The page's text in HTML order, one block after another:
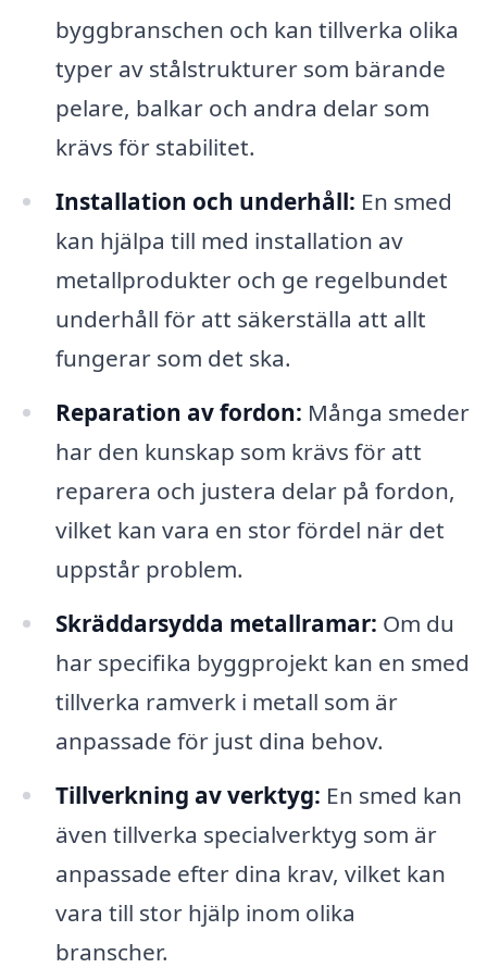
byggbranschen och kan tillverka olika
typer av stålstrukturer som bärande
pelare, balkar och andra delar som
krävs för stabilitet.
Installation och underhåll: En smed
kan hjälpa till med installation av
metallprodukter och ge regelbundet
underhåll för att säkerställa att allt
fungerar som det ska.
Reparation av fordon: Många smeder
har den kunskap som krävs för att
reparera och justera delar på fordon,
vilket kan vara en stor fördel när det
uppstår problem.
Skräddarsydda metallramar: Om du
har specifika byggprojekt kan en smed
tillverka ramverk i metall som är
anpassade för just dina behov.
Tillverkning av verktyg: En smed kan
även tillverka specialverktyg som är
anpassade efter dina krav, vilket kan
vara till stor hjälp inom olika
branscher.